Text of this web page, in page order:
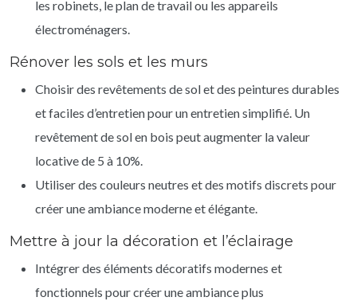
les robinets, le plan de travail ou les appareils
électroménagers.
Rénover les sols et les murs
Choisir des revêtements de sol et des peintures durables
et faciles d’entretien pour un entretien simplifié. Un
revêtement de sol en bois peut augmenter la valeur
locative de 5 à 10%.
Utiliser des couleurs neutres et des motifs discrets pour
créer une ambiance moderne et élégante.
Mettre à jour la décoration et l’éclairage
Intégrer des éléments décoratifs modernes et
fonctionnels pour créer une ambiance plus